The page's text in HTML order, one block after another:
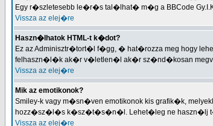
Egy r�szletesebb le�r�s tal�lhat� m�g a BBCode
Vissza az elej�re
Haszn�lhatok HTML-t k�dot?
Ez az Adminisztr�tort�l f�gg, � hat�rozza meg hogy
felhaszn�l�k ak�r v�letlen�l ak�r sz�nd�kosan
Vissza az elej�re
Mik az emotikonok?
Smiley-k vagy m�sn�ven emotikonok kis grafik�k,
hozz�sz�l�s k�sz�t�s�n�l. Lehet�leg ne haszn�lj
Vissza az elej�re